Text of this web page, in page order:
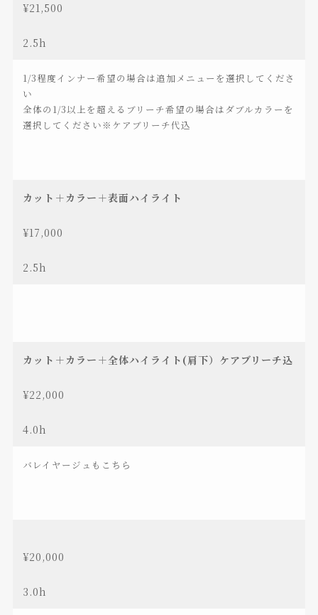
¥21,500
2.5h
1/3程度インナー希望の場合は追加メニューを選択してくださ
い
全体の1/3以上を超えるブリーチ希望の場合はダブルカラーを
選択してください※ケアブリーチ代込
カット＋カラー＋表面ハイライト
¥17,000
2.5h
カット＋カラー＋全体ハイライト(肩下）ケアブリーチ込
¥22,000
4.0h
バレイヤージュもこちら
¥20,000
3.0h